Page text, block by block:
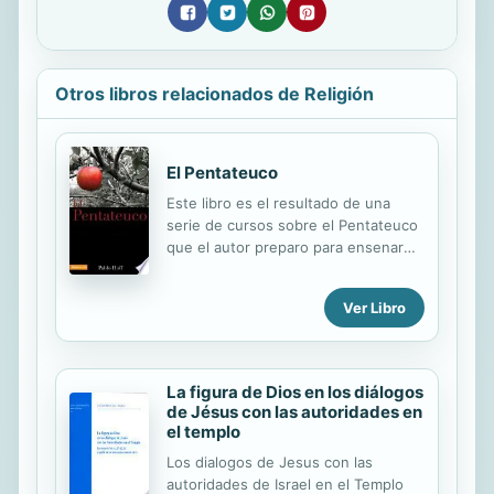
Otros libros relacionados de Religión
El Pentateuco
Este libro es el resultado de una
serie de cursos sobre el Pentateuco
que el autor preparo para ensenar
Ver Libro
La figura de Dios en los diálogos
de Jésus con las autoridades en
el templo
Los dialogos de Jesus con las
autoridades de Israel en el Templo